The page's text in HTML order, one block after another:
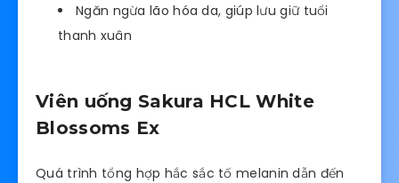
Ngăn ngừa lão hóa da, giúp lưu giữ tuổi
thanh xuân
Viên uống Sakura HCL White
Blossoms Ex
Quá trình tổng hợp hắc sắc tố melanin dẫn đến